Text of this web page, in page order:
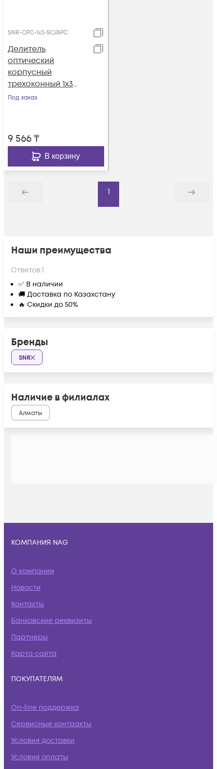
SNR-CPC-1x3-SC/APC
Делитель
оптический
корпусный
трехоконный 1х3
SC/APC
Под заказ
9 566₸
В корзину
Назад
1
Дальше
Наши преимущества
Ответов:1
✅ В наличии
🚚 Доставка по Казахстану
🔥 Скидки до 50%
Бренды
SNR
Наличие в филиалах
Алматы
КОМПАНИЯ NAG
О компании
Новости
Контакты
Банковские реквизиты
Партнеры
Карта сайта
ПОКУПАТЕЛЯМ
On-line поддержка
Сервисные контракты
Условия доставки
Условия оплаты